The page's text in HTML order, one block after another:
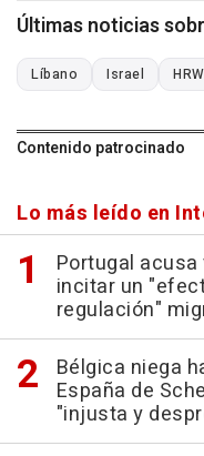
Últimas noticias
Líbano Israel HRW
Contenido patrocinado
Lo más leído en
Portugal
incitar un
regulación"
Bélgica niega
España de
"injusta y